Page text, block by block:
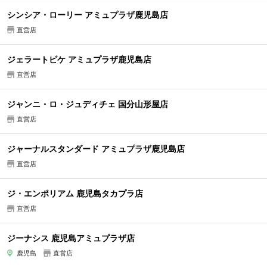
シンシア・ローリー アミュプラザ鹿児島店
直営店
ジェラートピケ アミュプラザ鹿児島店
直営店
ジャンニ・ロ・ジュディチェ 国分山形屋店
直営店
ジャーナルスタンダード アミュプラザ鹿児島店
直営店
ジ・エンポリアム 鹿児島タカプラ店
直営店
ジーナシス 鹿児島アミュプラザ店
鹿児島 直営店